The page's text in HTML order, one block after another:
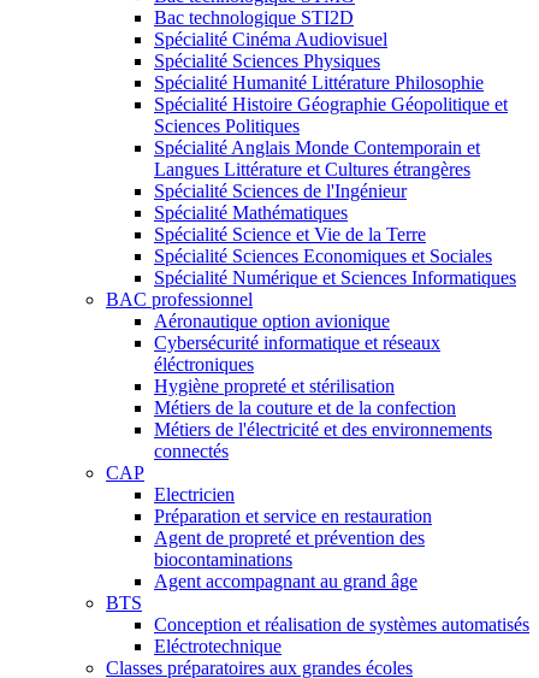
Bac technologique STI2D
Spécialité Cinéma Audiovisuel
Spécialité Sciences Physiques
Spécialité Humanité Littérature Philosophie
Spécialité Histoire Géographie Géopolitique et
Sciences Politiques
Spécialité Anglais Monde Contemporain et
Langues Littérature et Cultures étrangères
Spécialité Sciences de l'Ingénieur
Spécialité Mathématiques
Spécialité Science et Vie de la Terre
Spécialité Sciences Economiques et Sociales
Spécialité Numérique et Sciences Informatiques
BAC professionnel
Aéronautique option avionique
Cybersécurité informatique et réseaux
éléctroniques
Hygiène propreté et stérilisation
Métiers de la couture et de la confection
Métiers de l'électricité et des environnements
connectés
CAP
Electricien
Préparation et service en restauration
Agent de propreté et prévention des
biocontaminations
Agent accompagnant au grand âge
BTS
Conception et réalisation de systèmes automatisés
Eléctrotechnique
Classes préparatoires aux grandes écoles